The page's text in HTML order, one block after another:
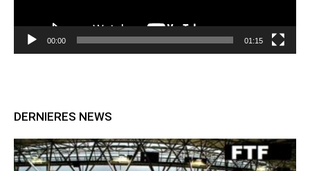
00:00 01:15
DERNIERES NEWS